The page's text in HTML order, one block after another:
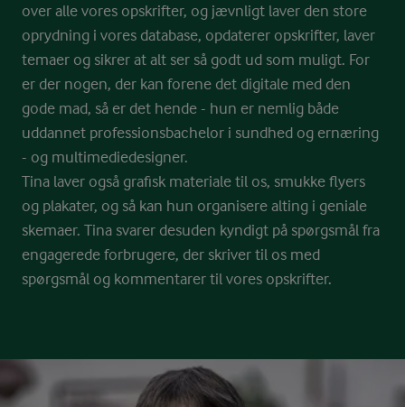
over alle vores opskrifter, og jævnligt laver den store
oprydning i vores database, opdaterer opskrifter, laver
temaer og sikrer at alt ser så godt ud som muligt. For
er der nogen, der kan forene det digitale med den
gode mad, så er det hende - hun er nemlig både
uddannet professionsbachelor i sundhed og ernæring
- og multimediedesigner.
Tina laver også grafisk materiale til os, smukke flyers
og plakater, og så kan hun organisere alting i geniale
skemaer. Tina svarer desuden kyndigt på spørgsmål fra
engagerede forbrugere, der skriver til os med
spørgsmål og kommentarer til vores opskrifter.